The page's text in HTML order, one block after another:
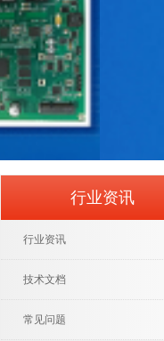
行业资讯
行业资讯
技术文档
常见问题